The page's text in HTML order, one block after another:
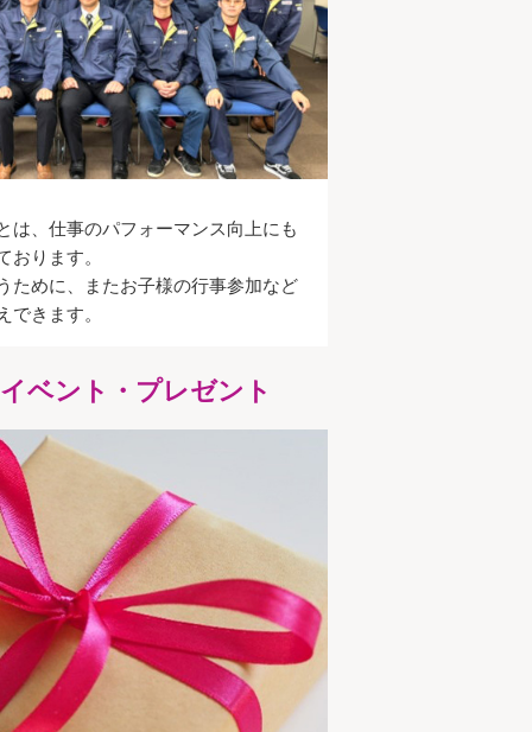
は、仕事のパフォーマンス向上にも
おります。
ために、またお子様の行事参加など
できます。
ベント・プレゼント